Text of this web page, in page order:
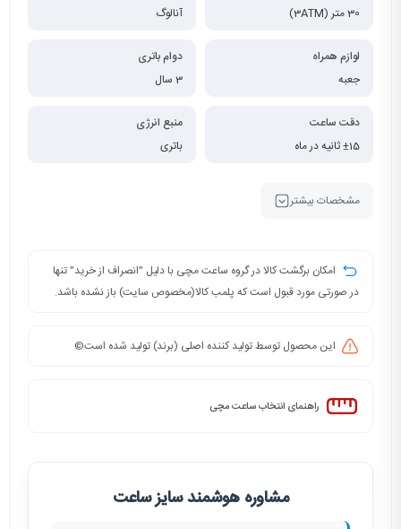
30 متر (3ATM)
آنالوگ
لوازم همراه
جعبه
دوام باتری
3 سال
دقت ساعت
±15 ثانیه در ماه
منبع انرژی
باتری
مشخصات بیشتر
امکان برگشت کالا در گروه ساعت مچی با دلیل "انصراف از خرید" تنها
در صورتی مورد قبول است که پلمب کالا(مخصوص سایت) باز نشده باشد.
این محصول توسط تولید کننده اصلی (برند) تولید شده است©️
راهنمای انتخاب ساعت مچی
مشاوره هوشمند سایز ساعت